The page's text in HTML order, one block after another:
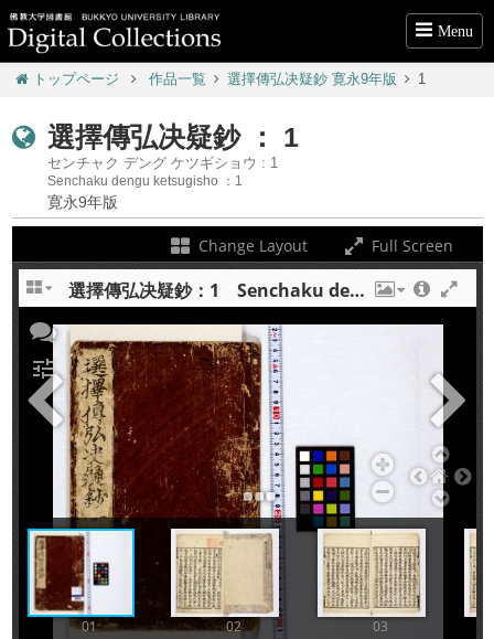
Menu
トップページ 作品一覧 選擇傳弘决疑鈔 寛永9年版 1
選擇傳弘决疑鈔 ： 1
センチャク デング ケツギショウ : 1
Senchaku dengu ketsugisho ：1
寛永9年版
Change Layout Full Screen
+
Add Item
選擇傳弘决疑鈔：1 Senchaku dengu ketsugisho : 1
01 02 03
tune